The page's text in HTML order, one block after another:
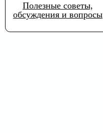
Полезные советы,
обсуждения и вопросы